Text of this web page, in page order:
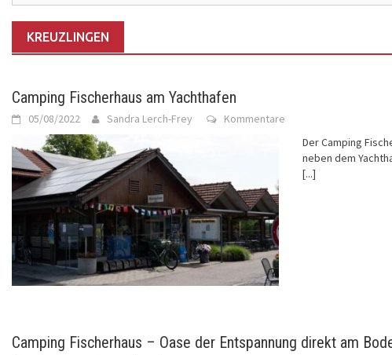
KREUZLINGEN
Camping Fischerhaus am Yachthafen
05/08/2022 Sandra Lerch-Frey
Kommentare
Der Camping
neben dem
[...]
Camping Fischerhaus – Oase der Entspannung direkt am